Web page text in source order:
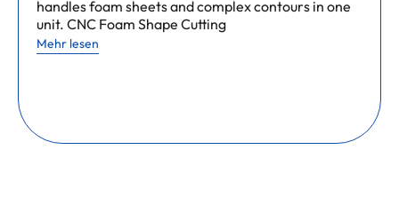
handles foam sheets and complex contours in one
unit. CNC Foam Shape Cutting
Mehr lesen